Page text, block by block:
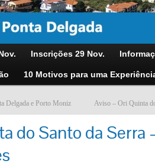
Inscrições 29 Nov.
10 Motivos para uma
Delgada e Porto Moniz Aviso – Ori Quinta
do Santo da Serra